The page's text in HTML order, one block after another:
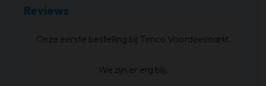
Reviews
Onze eerste bestelling bij Timco Voordeelmarkt.
We zijn er erg blij.